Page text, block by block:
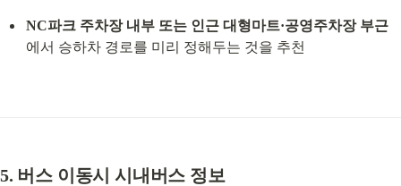
NC파크 주차장 내부 또는 인근 대형마트·공영주차장 부근
에서 승하차 경로를 미리 정해두는 것을 추천
5. 버스 이동시 시내버스 정보